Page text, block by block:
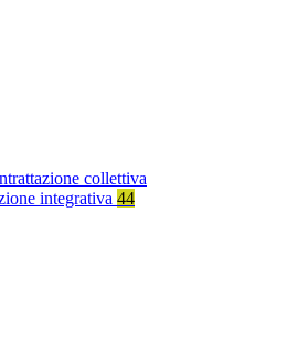
collettiva
integrativa 44